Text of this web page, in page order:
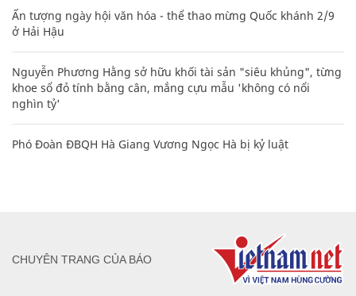
Ấn tượng ngày hội văn hóa - thể thao mừng Quốc khánh 2/9
ở Hải Hậu
Nguyễn Phương Hằng sở hữu khối tài sản "siêu khủng", từng
khoe sổ đỏ tính bằng cân, mắng cựu mẫu 'không có nổi
nghìn tỷ'
Phó Đoàn ĐBQH Hà Giang Vương Ngọc Hà bị kỷ luật
CHUYÊN TRANG CỦA BÁO